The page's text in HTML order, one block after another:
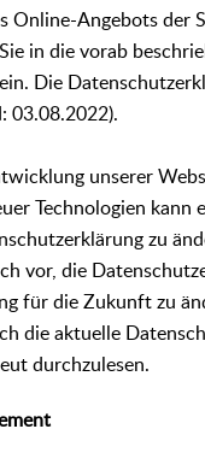
Online-Angebots der
in die vorab
Die
03.08.2022).
unserer
Technologien kann
zu
vor, die
für die Zukunft zu
die aktuelle
durchzulesen.